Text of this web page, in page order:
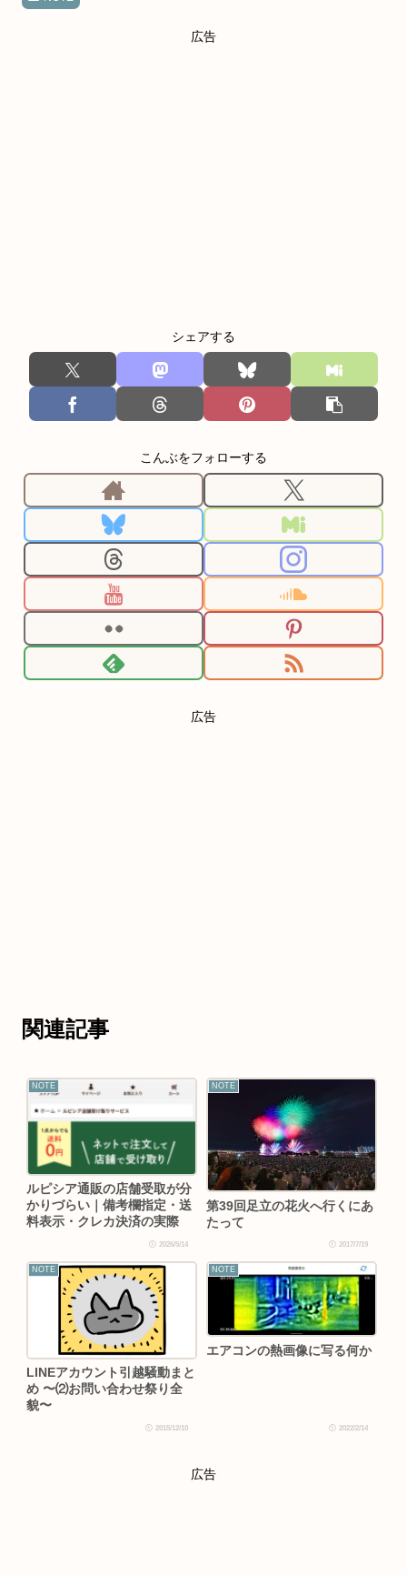
広告
シェアする
こんぶをフォローする
広告
関連記事
NOTE
ルピシア通販の店舗受取が分
かりづらい｜備考欄指定・送
料表示・クレカ決済の実際
2026/5/14
NOTE
第39回足立の花火へ行くにあ
たって
2017/7/19
NOTE
LINEアカウント引越騒動まと
め 〜⑵お問い合わせ祭り全
貌〜
2015/12/10
NOTE
エアコンの熱画像に写る何か
2022/2/14
広告